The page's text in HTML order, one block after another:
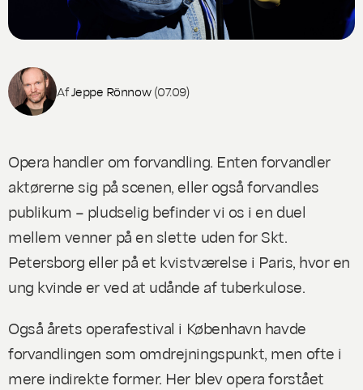
AfJeppe Rönnow(07.09)
Opera handler om forvandling. Enten forvandler
aktørerne sig på scenen, eller også forvandles
publikum – pludselig befinder vi os i en duel
mellem venner på en slette uden for Skt.
Petersborg eller på et kvistværelse i Paris, hvor en
ung kvinde er ved at udånde af tuberkulose.
Også årets operafestival i København havde
forvandlingen som omdrejningspunkt, men ofte i
mere indirekte former. Her blev opera forstået